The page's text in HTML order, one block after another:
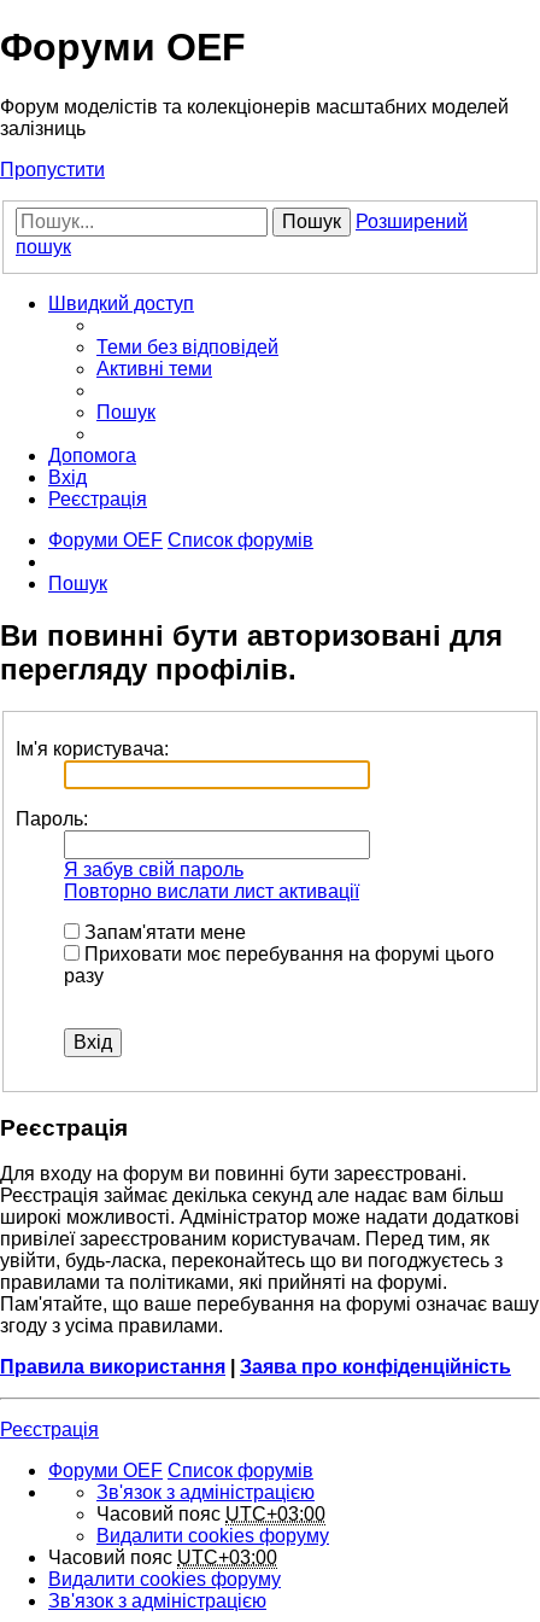
Форуми OEF
Форум моделістів та колекціонерів масштабних моделей
залізниць
Пропустити
Пошук
Розширений
пошук
Швидкий доступ
Теми без відповідей
Активні теми
Пошук
Допомога
Вхід
Реєстрація
Форуми OEF Список форумів
Пошук
Ви повинні бути авторизовані для
перегляду профілів.
Ім'я користувача:
Пароль:
Я забув свій пароль
Повторно вислати лист активації
Запам'ятати мене
Приховати моє перебування на форумі цього
разу
Реєстрація
Для входу на форум ви повинні бути зареєстровані.
Реєстрація займає декілька секунд але надає вам більш
широкі можливості. Адміністратор може надати додаткові
привілеї зареєстрованим користувачам. Перед тим, як
увійти, будь-ласка, переконайтесь що ви погоджуєтесь з
правилами та політиками, які прийняті на форумі.
Пам'ятайте, що ваше перебування на форумі означає вашу
згоду з усіма правилами.
Правила використання
Заява про конфіденційність
Реєстрація
Форуми OEF Список форумів
Зв'язок з адміністрацією
Часовий пояс UTC+03:00
Видалити cookies форуму
Часовий пояс UTC+03:00
Видалити cookies форуму
Зв'язок з адміністрацією